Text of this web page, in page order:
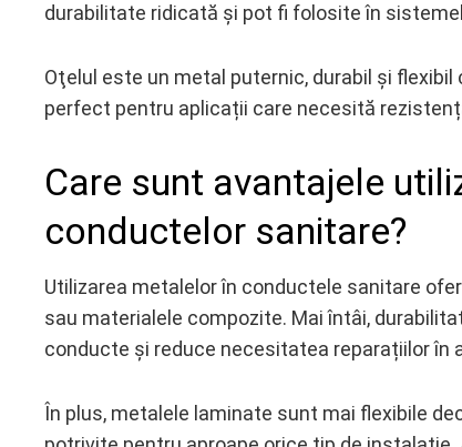
durabilitate ridicată și pot fi folosite în
Oţelul este un metal puternic, durabil și
perfect pentru aplicații care necesită
Care sunt avantajele
conductelor sanitare?
Utilizarea metalelor în conductele sanitare
sau materialele compozite. Mai întâi,
conducte și reduce necesitatea reparațiilor în
În plus, metalele laminate sunt mai flexibile